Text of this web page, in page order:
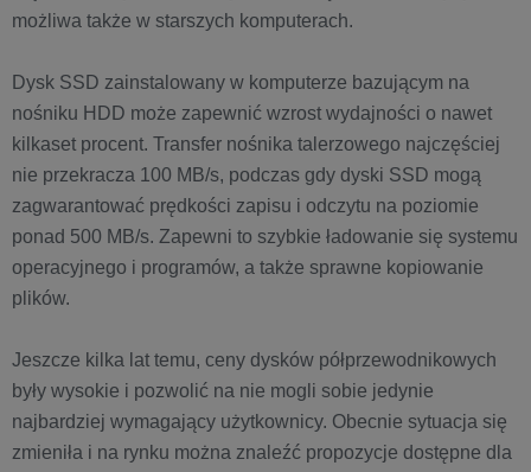
możliwa także w starszych komputerach.
Dysk SSD zainstalowany w komputerze bazującym na
nośniku HDD może zapewnić wzrost wydajności o nawet
kilkaset procent. Transfer nośnika talerzowego najczęściej
nie przekracza 100 MB/s, podczas gdy dyski SSD mogą
zagwarantować prędkości zapisu i odczytu na poziomie
ponad 500 MB/s. Zapewni to szybkie ładowanie się systemu
operacyjnego i programów, a także sprawne kopiowanie
plików.
Jeszcze kilka lat temu, ceny dysków półprzewodnikowych
były wysokie i pozwolić na nie mogli sobie jedynie
najbardziej wymagający użytkownicy. Obecnie sytuacja się
zmieniła i na rynku można znaleźć propozycje dostępne dla